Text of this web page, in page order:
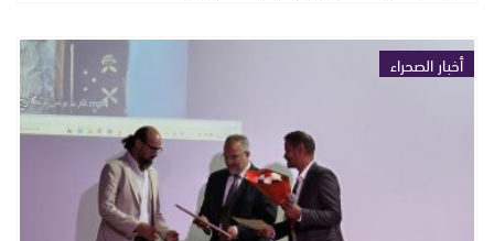
أخبار الصحراء